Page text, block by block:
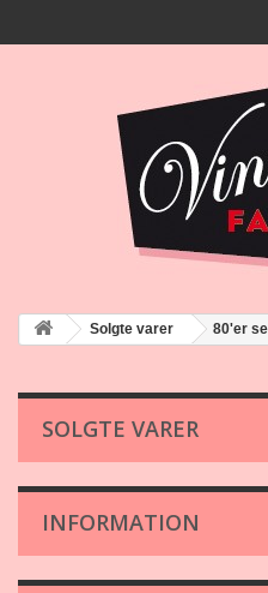
Solgte varer 80'er
SOLGTE VARER
INFORMATION